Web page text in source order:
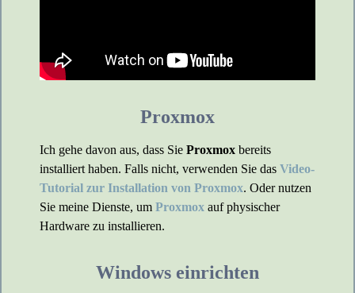
Proxmox
Ich gehe davon aus, dass Sie Proxmox bereits
installiert haben. Falls nicht, verwenden Sie das Video-
Tutorial zur Installation von Proxmox. Oder nutzen
Sie meine Dienste, um Proxmox auf physischer
Hardware zu installieren.
Windows einrichten